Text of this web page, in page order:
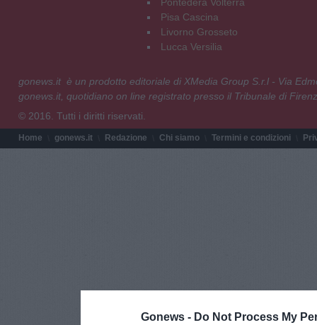
Gonews - Do Not Process My
Pisa Cascina
Livorno Grosseto
Lucca Versilia
gonews.it è un prodotto editoriale di XMedia Group S.r.l - Via
gonews.it, quotidiano on line registrato presso il Tribunale di
© 2016. Tutti i diritti riservati.
Home gonews.it Redazione Chi siamo Termini e condizioni